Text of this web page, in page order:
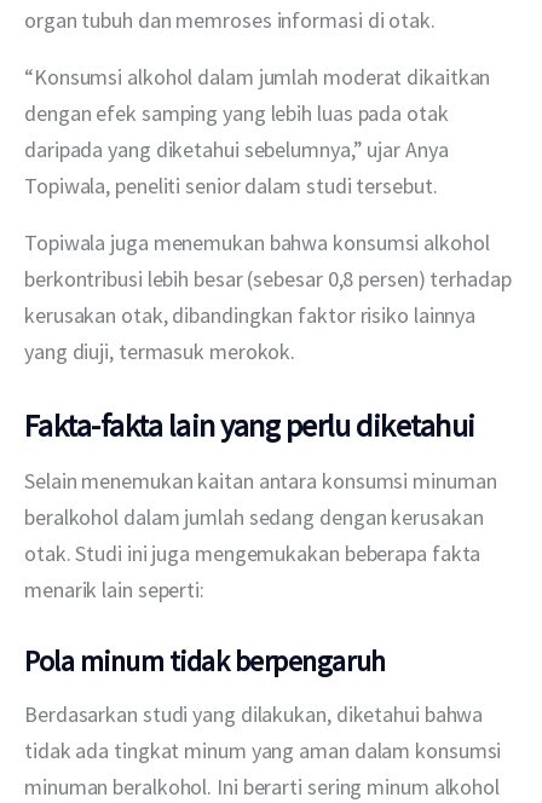
organ tubuh dan memroses informasi di otak.
“Konsumsi alkohol dalam jumlah moderat dikaitkan
dengan efek samping yang lebih luas pada otak
daripada yang diketahui sebelumnya,” ujar Anya
Topiwala, peneliti senior dalam studi tersebut.
Topiwala juga menemukan bahwa konsumsi alkohol
berkontribusi lebih besar (sebesar 0,8 persen) terhadap
kerusakan otak, dibandingkan faktor risiko lainnya
yang diuji, termasuk merokok.
Fakta-fakta lain yang perlu diketahui
Selain menemukan kaitan antara konsumsi minuman
beralkohol dalam jumlah sedang dengan kerusakan
otak. Studi ini juga mengemukakan beberapa fakta
menarik lain seperti:
Pola minum tidak berpengaruh
Berdasarkan studi yang dilakukan, diketahui bahwa
tidak ada tingkat minum yang aman dalam konsumsi
minuman beralkohol. Ini berarti sering minum alkohol